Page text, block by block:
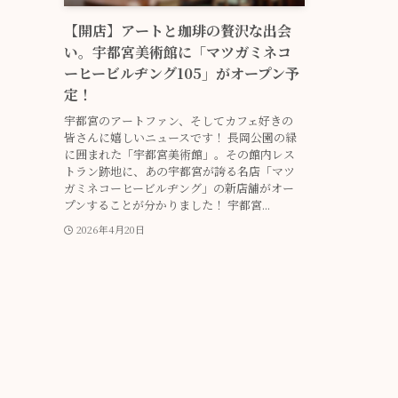
【開店】アートと珈琲の贅沢な出会
い。宇都宮美術館に「マツガミネコ
ーヒービルヂング105」がオープン予
定！
宇都宮のアートファン、そしてカフェ好きの
皆さんに嬉しいニュースです！ 長岡公園の緑
に囲まれた「宇都宮美術館」。その館内レス
トラン跡地に、あの宇都宮が誇る名店「マツ
ガミネコーヒービルヂング」の新店舗がオー
プンすることが分かりました！ 宇都宮...
2026年4月20日